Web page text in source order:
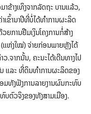
າງເທິງຈາກລັດຖະ ບານແລ້ວ,
ເຂົ້ານາປີທີ່ບໍ່ໄດ້ທໍາການຜະລິດ
ານຢືມເງິນໂຄງການກໍ່ສ້າງ
ຫ່ງໃໝ່) ຈ່າຍກ່ອນພາຍຫຼັງໄດ້
.ຈາກນັ້ນ, ຄະນະໄດ້ເດີນທາງໄປ
ແລະ ທີ່ດິນທຳການຜະລິດຂອງ
ມທັງຟັງການລາຍງານຜົນກະທົບ
ຕົວຈິງຂອງທັງສາມເມືອງ.